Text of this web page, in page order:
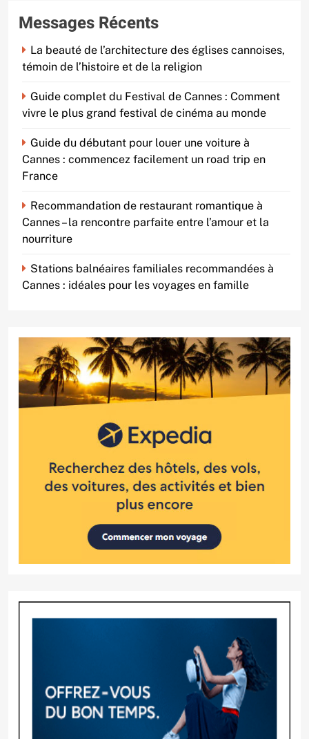
Messages Récents
La beauté de l’architecture des églises cannoises,
témoin de l’histoire et de la religion
Guide complet du Festival de Cannes : Comment
vivre le plus grand festival de cinéma au monde
Guide du débutant pour louer une voiture à
Cannes : commencez facilement un road trip en
France
Recommandation de restaurant romantique à
Cannes – la rencontre parfaite entre l’amour et la
nourriture
Stations balnéaires familiales recommandées à
Cannes : idéales pour les voyages en famille